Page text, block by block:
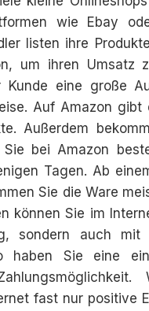
wie Ebay
listen ihre
um ihren Umsatz
Kunde eine große
Auf Amazon gibt
Außerdem
bei Amazon
Tagen. Ab
Sie die Ware
können Sie im
sondern auch mit
haben Sie eine
fast nur positive